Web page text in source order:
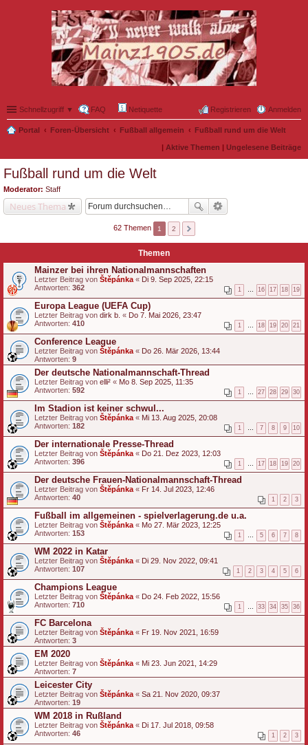
Schnellzugriff ▼ FAQ Netiquette Anmelden
Registrieren
Portal Foren-Übersicht Fußball allgemein Fußball rund um die Welt
| Aktive Themen | Ungelesene Beiträge
Fußball rund um die Welt
Moderator: Staff
Neues Thema
62 Themen 1 2
Themen
Mainzer bei ihren Nationalmannschaften
Letzter Beitrag von Štěpánka « Di 9. Sep 2025, 22:15
Antworten: 362 1 16 17 18 19
Europa League (UEFA Cup)
Letzter Beitrag von dirk b. « Do 7. Mai 2026, 23:47
Antworten: 410 1 18 19 20 21
Conference League
Letzter Beitrag von Štěpánka « Do 26. Mär 2026, 13:44
Antworten: 9
Der deutsche Nationalmannschaft-Thread
Letzter Beitrag von elli² « Mo 8. Sep 2025, 11:35
Antworten: 592 1 27 28 29 30
Im Stadion ist keiner schwul...
Letzter Beitrag von Štěpánka « Mi 13. Aug 2025, 20:08
Antworten: 182 1 7 8 9 10
Der internationale Presse-Thread
Letzter Beitrag von Štěpánka « Do 21. Dez 2023, 12:03
Antworten: 396 1 17 18 19 20
Der deutsche Frauen-Nationalmannschaft-Thread
Letzter Beitrag von Štěpánka « Fr 14. Jul 2023, 12:46
Antworten: 40 1 2 3
Fußball im allgemeinen - spielverlagerung.de u.a.
Letzter Beitrag von Štěpánka « Mo 27. Mär 2023, 12:25
Antworten: 153 1 5 6 7 8
WM 2022 in Katar
Letzter Beitrag von Štěpánka « Di 29. Nov 2022, 09:41
Antworten: 107 1 2 3 4 5 6
Champions League
Letzter Beitrag von Štěpánka « Do 24. Feb 2022, 15:56
Antworten: 710 1 33 34 35 36
FC Barcelona
Letzter Beitrag von Štěpánka « Fr 19. Nov 2021, 16:59
Antworten: 3
EM 2020
Letzter Beitrag von Štěpánka « Mi 23. Jun 2021, 14:29
Antworten: 7
Leicester City
Letzter Beitrag von Štěpánka « Sa 21. Nov 2020, 09:37
Antworten: 19
WM 2018 in Rußland
Letzter Beitrag von Štěpánka « Di 17. Jul 2018, 09:58
Antworten: 46 1 2 3